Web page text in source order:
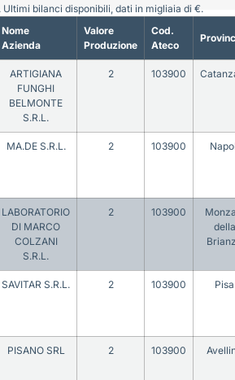
Nome
Azienda
Valore
Produzione
Cod.
Ateco
ARTIGIANA
FUNGHI
BELMONTE
S.R.L.
2 103900
MA.DE S.R.L. 2 103900
LABORATORIO
DI MARCO
COLZANI
S.R.L.
2 103900
della
SAVITAR S.R.L. 2 103900 Pisa
PISANO SRL 2 103900
bilanci disponibili, dati in migliaia di €.